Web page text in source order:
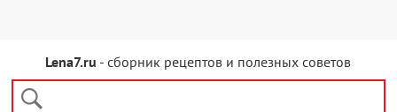
Lena7.ru - сборник рецептов и полезных советов